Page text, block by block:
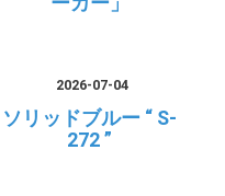
2026-07-04
ソリッドブルー “ S-
272 ”